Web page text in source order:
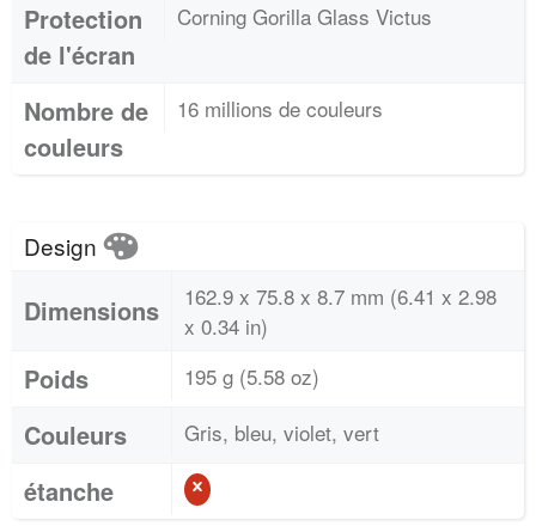
Protection
de l'écran
Corning Gorilla Glass Victus
Nombre de
couleurs
16 millions de couleurs
Design
Dimensions
162.9 x 75.8 x 8.7 mm (6.41 x 2.98
x 0.34 in)
Poids 195 g (5.58 oz)
Couleurs Gris, bleu, violet, vert
étanche